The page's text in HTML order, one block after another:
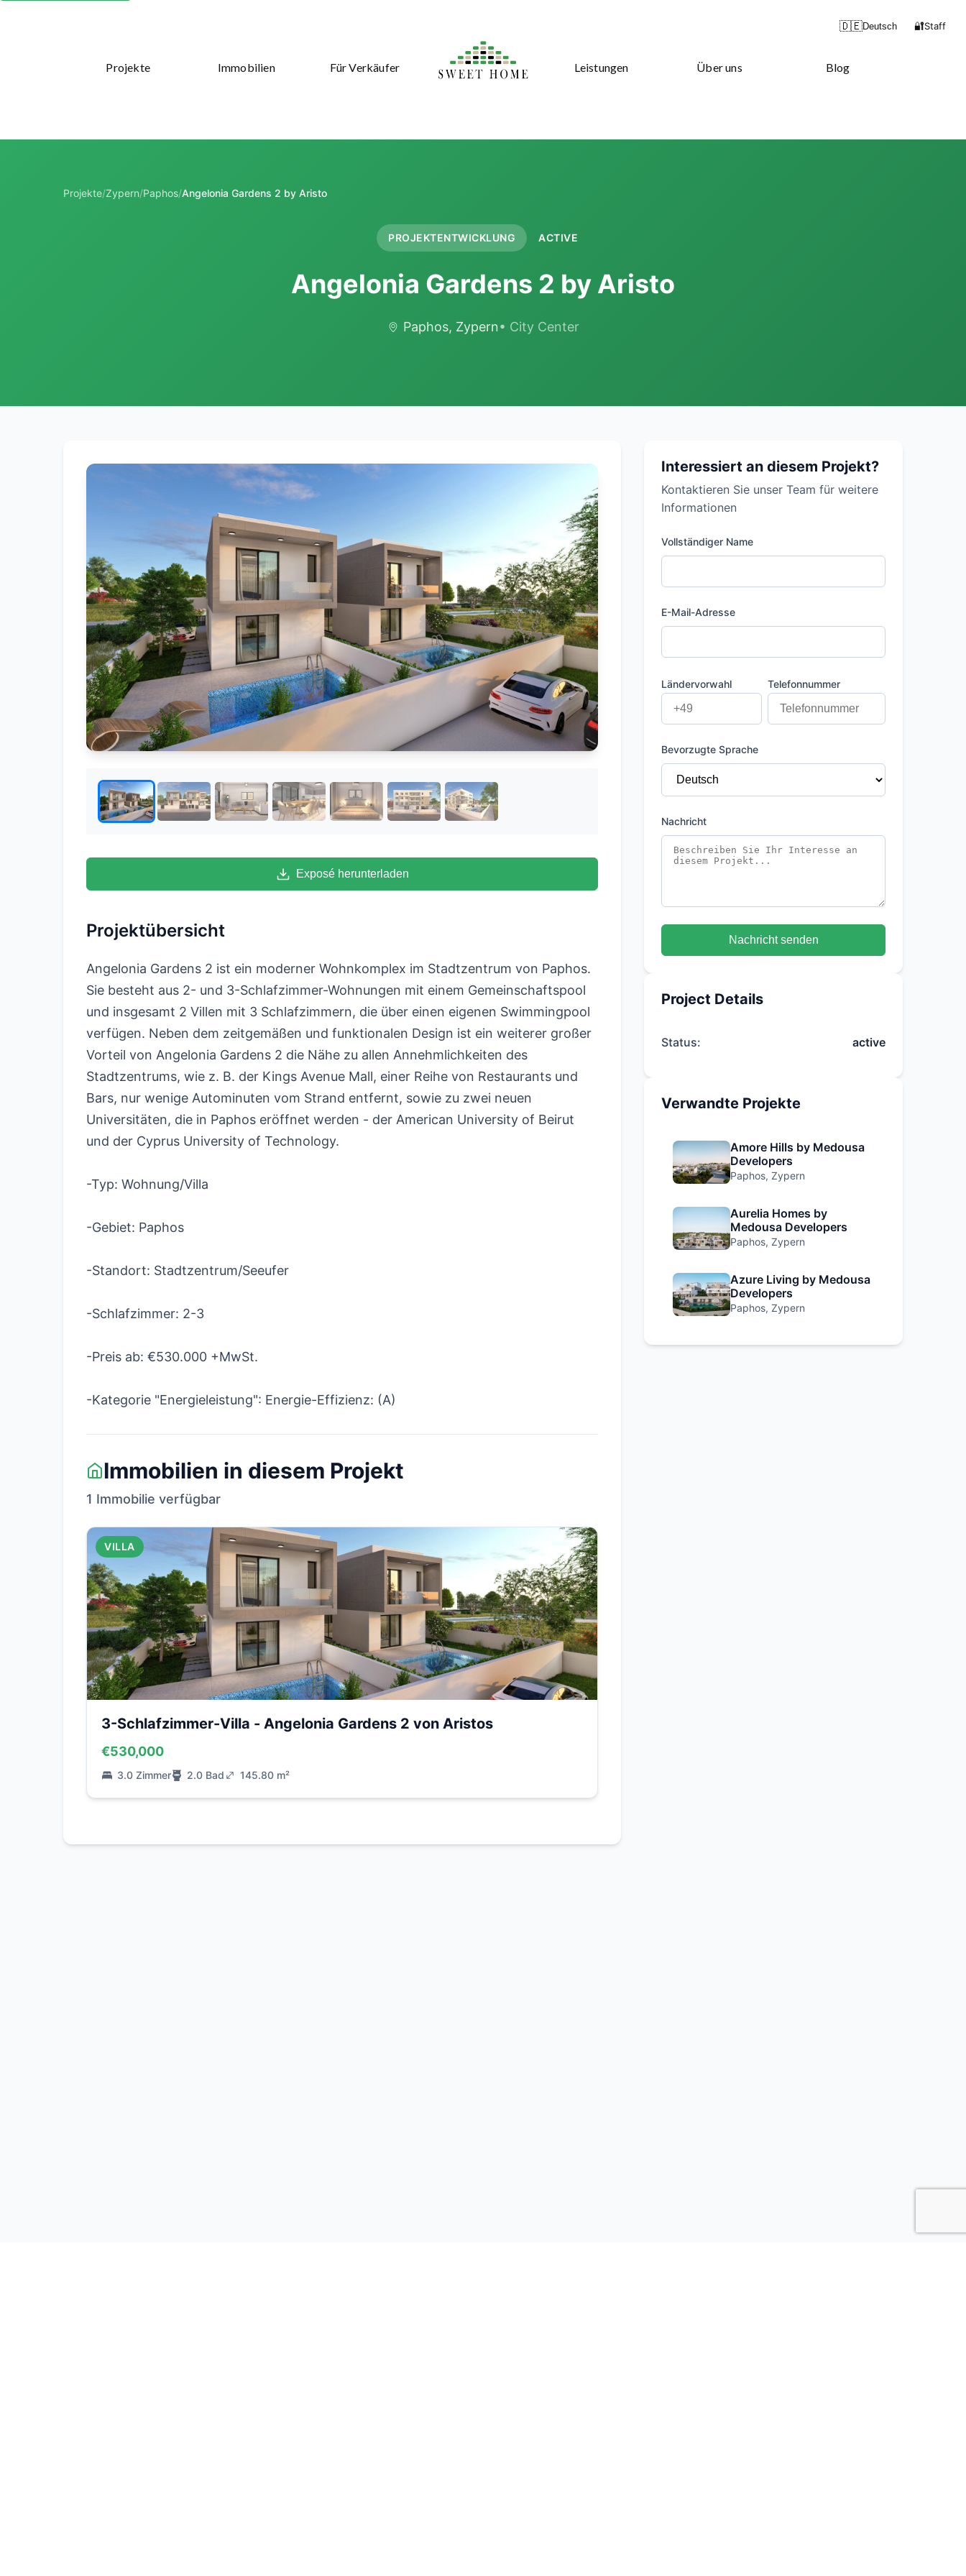
Projekte Immobilien Für Verkäufer Leistungen Über uns Blog
🇩🇪Deutsch 🔐Staff
Projekte/Zypern/Paphos/Angelonia Gardens 2 by Aristo
PROJEKTENTWICKLUNG ACTIVE
Angelonia Gardens 2 by Aristo
Paphos, Zypern• City Center
Exposé herunterladen
Projektübersicht
Angelonia Gardens 2 ist ein moderner Wohnkomplex im Stadtzentrum von Paphos.
Sie besteht aus 2- und 3-Schlafzimmer-Wohnungen mit einem Gemeinschaftspool
und insgesamt 2 Villen mit 3 Schlafzimmern, die über einen eigenen Swimmingpool
verfügen. Neben dem zeitgemäßen und funktionalen Design ist ein weiterer großer
Vorteil von Angelonia Gardens 2 die Nähe zu allen Annehmlichkeiten des
Stadtzentrums, wie z. B. der Kings Avenue Mall, einer Reihe von Restaurants und
Bars, nur wenige Autominuten vom Strand entfernt, sowie zu zwei neuen
Universitäten, die in Paphos eröffnet werden - der American University of Beirut
und der Cyprus University of Technology.
-Typ: Wohnung/Villa
-Gebiet: Paphos
-Standort: Stadtzentrum/Seeufer
-Schlafzimmer: 2-3
-Preis ab: €530.000 +MwSt.
-Kategorie "Energieleistung": Energie-Effizienz: (A)
Immobilien in diesem Projekt
1 Immobilie verfügbar
VILLA
3-Schlafzimmer-Villa - Angelonia Gardens 2 von Aristos
€530,000
3.0 Zimmer 2.0 Bad 145.80 m²
Interessiert an diesem Projekt?
Kontaktieren Sie unser Team für weitere
Informationen
Vollständiger Name
E-Mail-Adresse
Ländervorwahl Telefonnummer
Bevorzugte Sprache
Nachricht
Nachricht senden
Project Details
Status: active
Verwandte Projekte
Amore Hills by Medousa
Developers
Paphos, Zypern
Aurelia Homes by
Medousa Developers
Paphos, Zypern
Azure Living by Medousa
Developers
Paphos, Zypern